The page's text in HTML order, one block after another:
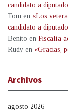
candidato a
Tom en «Los
candidato a
Benito en Fiscalía
Rudy en «Gracias,
Archivos
agosto 2026